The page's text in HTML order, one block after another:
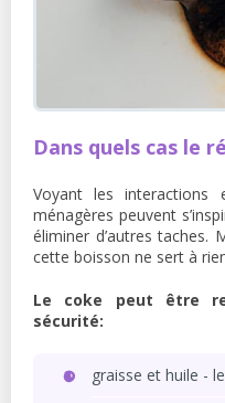
Dans quels cas le
Voyant les
ménagères peuvent
éliminer d’autres taches.
cette boisson ne sert à
Le coke peut être
sécurité:
graisse et huile -